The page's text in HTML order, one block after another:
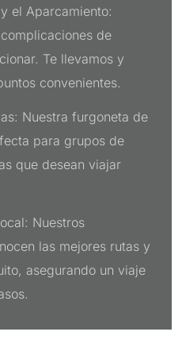
el Aparcamiento:
de
Te llevamos y
convenientes.
Nuestra furgoneta de
para grupos de
que desean viajar
Nuestros
las mejores rutas y
asegurando un viaje